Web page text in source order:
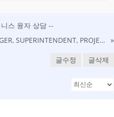
스 융자 상담 --
CONSTRUCTION PROJECT MANAGER, SUPERINTENDENT, PROJECT OFFICER, PROGRAM MANAGER 공무 구인 (영주권 sponsor 가능)
»
글수정 글삭제